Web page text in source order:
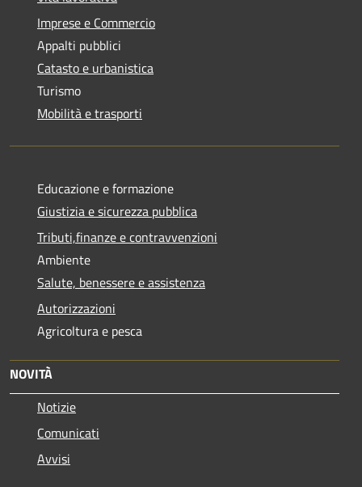
Imprese e Commercio
Appalti pubblici
Catasto e urbanistica
Turismo
Mobilità e trasporti
Educazione e formazione
Giustizia e sicurezza pubblica
Tributi,finanze e contravvenzioni
Ambiente
Salute, benessere e assistenza
Autorizzazioni
Agricoltura e pesca
NOVITÀ
Notizie
Comunicati
Avvisi